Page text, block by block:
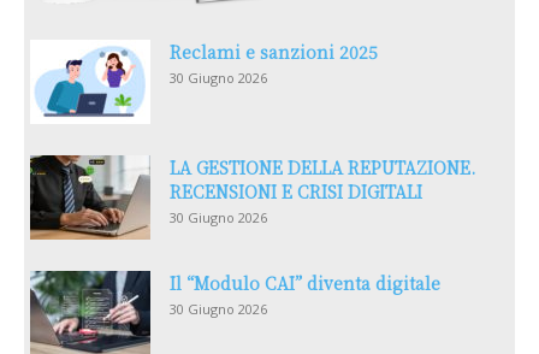
Reclami e sanzioni 2025
30 Giugno 2026
LA GESTIONE DELLA REPUTAZIONE.
RECENSIONI E CRISI DIGITALI
30 Giugno 2026
Il “Modulo CAI” diventa digitale
30 Giugno 2026